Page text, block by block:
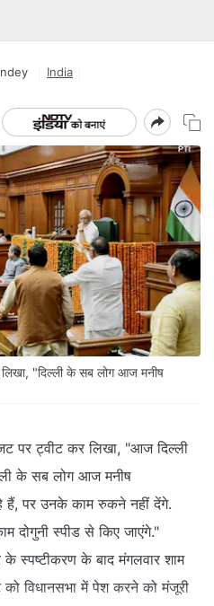
India
"दिल्ली के सब लोग आज मनीष
पर ट्वीट कर लिखा, "आज दिल्ली
के सब लोग आज मनीष
हैं, पर उनके काम रुकने नहीं देंगे.
दोगुनी स्पीड से किए जाएंगे."
स्पष्टीकरण के बाद मंगलवार शाम
विधानसभा में पेश करने को मंजूरी